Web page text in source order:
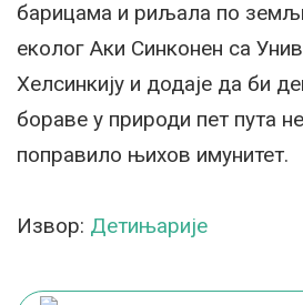
барицама и риљала по
еколог Аки Синконен са
Хелсинкију и додаје да би
бораве у природи пет пута
поправило њихов имунитет.
Извор: Детињарије